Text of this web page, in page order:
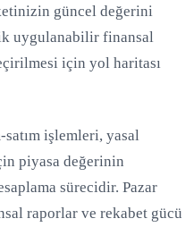
güncel değerini
uygulanabilir finansal
için yol haritası
satım işlemleri, yasal
piyasa değerinin
sürecidir. Pazar
raporlar ve rekabet gücü